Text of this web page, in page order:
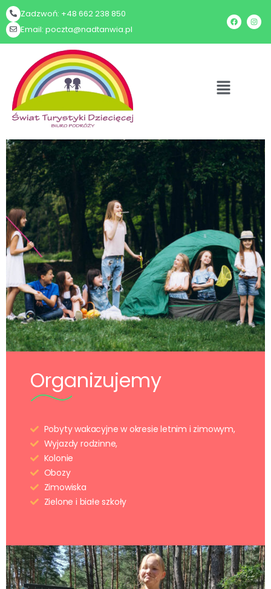
Zadzwoń: +48 662 238 850
Email: poczta@nadtanwia.pl
Organizujemy
Pobyty wakacyjne w okresie letnim i zimowym,
Wyjazdy rodzinne,
Kolonie
Obozy
Zimowiska
Zielone i białe szkoły